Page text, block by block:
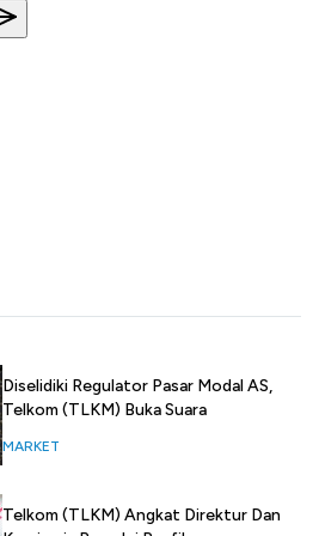
Diselidiki Regulator Pasar Modal AS,
Telkom (TLKM) Buka Suara
MARKET
Telkom (TLKM) Angkat Direktur Dan